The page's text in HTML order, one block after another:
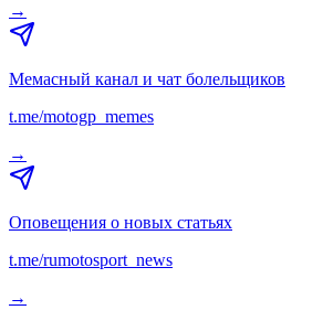
→
Мемасный канал и чат болельщиков
t.me/motogp_memes
→
Оповещения о новых статьях
t.me/rumotosport_news
→